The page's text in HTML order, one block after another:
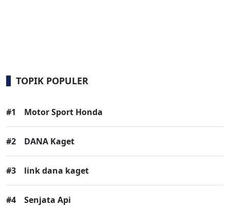
TOPIK POPULER
#1 Motor Sport Honda
#2 DANA Kaget
#3 link dana kaget
#4 Senjata Api